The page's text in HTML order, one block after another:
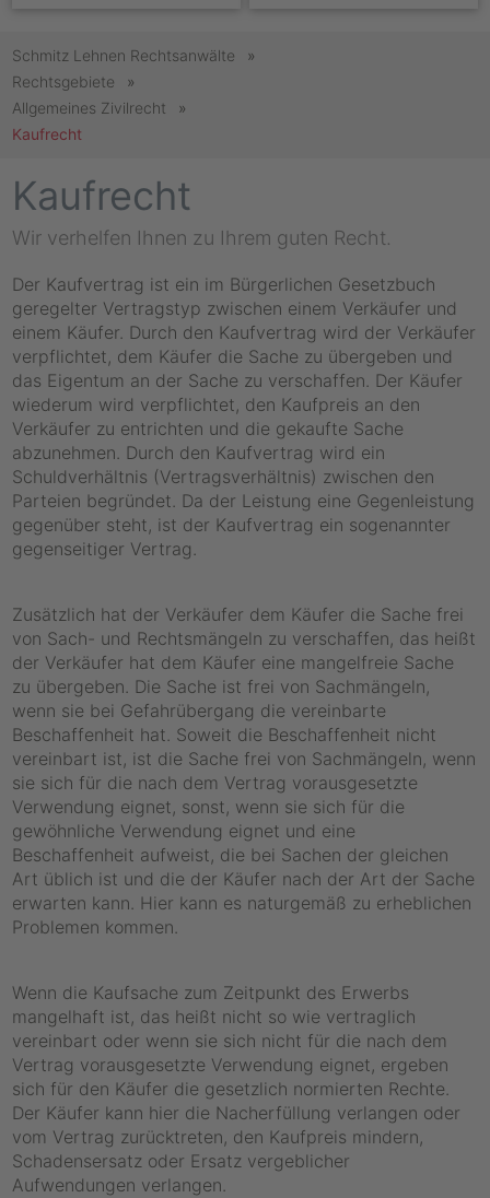
Schmitz Lehnen Rechtsanwälte
Rechtsgebiete
Allgemeines Zivilrecht
Kaufrecht
Kaufrecht
Wir verhelfen Ihnen zu Ihrem guten Recht.
Der Kaufvertrag ist ein im Bürgerlichen Gesetzbuch
geregelter Vertragstyp zwischen einem Verkäufer und
einem Käufer. Durch den Kaufvertrag wird der Verkäufer
verpflichtet, dem Käufer die Sache zu übergeben und
das Eigentum an der Sache zu verschaffen. Der Käufer
wiederum wird verpflichtet, den Kaufpreis an den
Verkäufer zu entrichten und die gekaufte Sache
abzunehmen. Durch den Kaufvertrag wird ein
Schuldverhältnis (Vertragsverhältnis) zwischen den
Parteien begründet. Da der Leistung eine Gegenleistung
gegenüber steht, ist der Kaufvertrag ein sogenannter
gegenseitiger Vertrag.
Zusätzlich hat der Verkäufer dem Käufer die Sache frei
von Sach- und Rechtsmängeln zu verschaffen, das heißt
der Verkäufer hat dem Käufer eine mangelfreie Sache
zu übergeben. Die Sache ist frei von Sachmängeln,
wenn sie bei Gefahrübergang die vereinbarte
Beschaffenheit hat. Soweit die Beschaffenheit nicht
vereinbart ist, ist die Sache frei von Sachmängeln, wenn
sie sich für die nach dem Vertrag vorausgesetzte
Verwendung eignet, sonst, wenn sie sich für die
gewöhnliche Verwendung eignet und eine
Beschaffenheit aufweist, die bei Sachen der gleichen
Art üblich ist und die der Käufer nach der Art der Sache
erwarten kann. Hier kann es naturgemäß zu erheblichen
Problemen kommen.
Wenn die Kaufsache zum Zeitpunkt des Erwerbs
mangelhaft ist, das heißt nicht so wie vertraglich
vereinbart oder wenn sie sich nicht für die nach dem
Vertrag vorausgesetzte Verwendung eignet, ergeben
sich für den Käufer die gesetzlich normierten Rechte.
Der Käufer kann hier die Nacherfüllung verlangen oder
vom Vertrag zurücktreten, den Kaufpreis mindern,
Schadensersatz oder Ersatz vergeblicher
Aufwendungen verlangen.